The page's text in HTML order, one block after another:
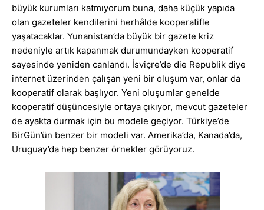
büyük kurumları katmıyorum buna, daha küçük yapıda
olan gazeteler kendilerini herhâlde kooperatifle
yaşatacaklar. Yunanistan’da büyük bir gazete kriz
nedeniyle artık kapanmak durumundayken kooperatif
sayesinde yeniden canlandı. İsviçre’de die Republik diye
internet üzerinden çalışan yeni bir oluşum var, onlar da
kooperatif olarak başlıyor. Yeni oluşumlar genelde
kooperatif düşüncesiyle ortaya çıkıyor, mevcut gazeteler
de ayakta durmak için bu modele geçiyor. Türkiye’de
BirGün’ün benzer bir modeli var. Amerika’da, Kanada’da,
Uruguay’da hep benzer örnekler görüyoruz.